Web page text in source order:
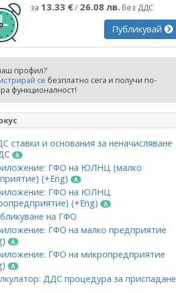
за 13.33 €/ 26.08 лв. без ДДС
Публикувай
профил?
се безплатно сега и получи по-
функционалност!
ставки и основания за неначисляване
ГФО на ЮЛНЦ (малко
(+Eng)
ГФО на ЮЛНЦ
(+Eng)
на ГФО
ГФО на малко предприятие
ГФО на микропредприятие
ДДС процедура за приспадане